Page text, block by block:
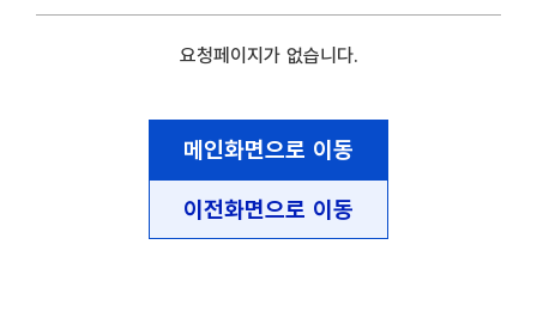
요청페이지가 없습니다.
메인화면으로 이동
이전화면으로 이동